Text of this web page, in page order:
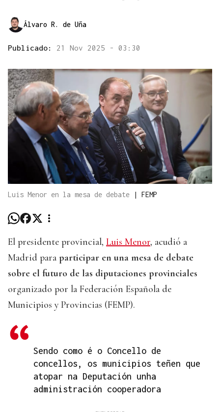
Álvaro R. de Uña
Publicado: 21 Nov 2025 - 03:30
Luis Menor en la mesa de debate | FEMP
El presidente provincial, Luis Menor, acudió a
Madrid para participar en una mesa de debate
sobre el futuro de las diputaciones provinciales
organizado por la Federación Española de
Municipios y Provincias (FEMP).
Sendo como é o Concello de
concellos, os municipios teñen que
atopar na Deputación unha
administración cooperadora